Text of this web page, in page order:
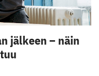
jälkeen – näin